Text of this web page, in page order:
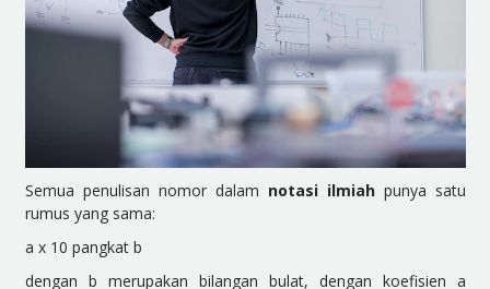
Semua penulisan nomor dalam notasi ilmiahpunya satu
rumus yang sama:
a x 10 pangkat b
dengan b merupakan bilangan bulat, dengan koefisien a